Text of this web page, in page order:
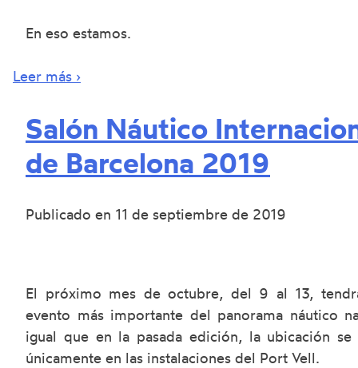
En eso estamos.
Leer más ›
Salón Náutico
de Barcelona 2019
Publicado en 11 de septiembre de 2019
El próximo mes de octubre, del 9 al 13,
evento más importante del panorama náutico
igual que en la pasada edición, la ubicación se
únicamente en las instalaciones del Port Vell.